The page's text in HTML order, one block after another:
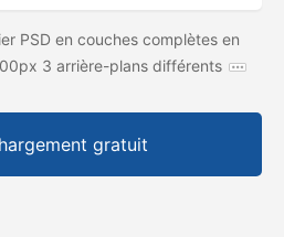
PSD en couches complètes en
3 arrière-plans différents
gratuit